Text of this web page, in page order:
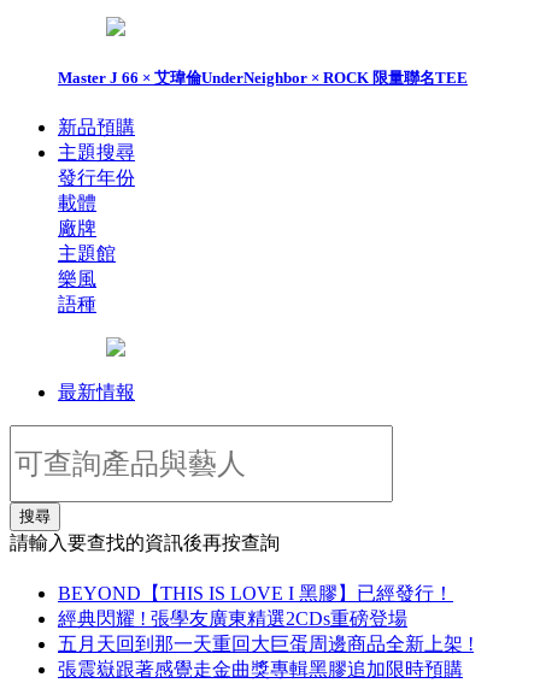
Master J 66 × 艾瑋倫UnderNeighbor × ROCK 限量聯名TEE
新品預購
主題搜尋
發行年份
載體
廠牌
主題館
樂風
語種
最新情報
搜尋
請輸入要查找的資訊後再按查詢
BEYOND【THIS IS LOVE I 黑膠】已經發行！
經典閃耀 ! 張學友廣東精選2CDs重磅登場
五月天回到那一天重回大巨蛋周邊商品全新上架 !
張震嶽跟著感覺走金曲獎專輯黑膠追加限時預購